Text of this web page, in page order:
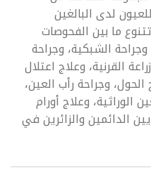
لدى البالغين
ما بين الفحوصات
الشبكية، وجراحة
القرنية، وعلاج اعتلال
وجراحة رأب العين،
وعلاج أورام
الدائمين والزائرين في